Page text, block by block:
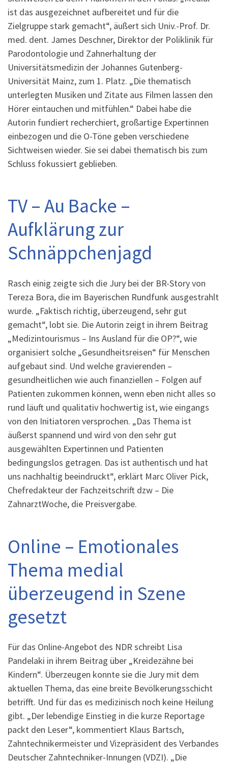
ist das ausgezeichnet aufbereitet und für die
Zielgruppe stark gemacht“, äußert sich Univ.-Prof. Dr.
med. dent. James Deschner, Direktor der Poliklinik für
Parodontologie und Zahnerhaltung der
Universitätsmedizin der Johannes Gutenberg-
Universität Mainz, zum 1. Platz. „Die thematisch
unterlegten Musiken und Zitate aus Filmen lassen den
Hörer eintauchen und mitfühlen.“ Dabei habe die
Autorin fundiert recherchiert, großartige Expertinnen
einbezogen und die O-Töne geben verschiedene
Sichtweisen wieder. Sie sei dabei thematisch bis zum
Schluss fokussiert geblieben.
TV – Au Backe –
Aufklärung zur
Schnäppchenjagd
Rasch einig zeigte sich die Jury bei der BR-Story von
Tereza Bora, die im Bayerischen Rundfunk ausgestrahlt
wurde. „Faktisch richtig, überzeugend, sehr gut
gemacht“, lobt sie. Die Autorin zeigt in ihrem Beitrag
„Medizintourismus – Ins Ausland für die OP?“, wie
organisiert solche „Gesundheitsreisen“ für Menschen
aufgebaut sind. Und welche gravierenden –
gesundheitlichen wie auch finanziellen – Folgen auf
Patienten zukommen können, wenn eben nicht alles so
rund läuft und qualitativ hochwertig ist, wie eingangs
von den Initiatoren versprochen. „Das Thema ist
äußerst spannend und wird von den sehr gut
ausgewählten Expertinnen und Patienten
bedingungslos getragen. Das ist authentisch und hat
uns nachhaltig beeindruckt“, erklärt Marc Oliver Pick,
Chefredakteur der Fachzeitschrift dzw – Die
ZahnarztWoche, die Preisvergabe.
Online – Emotionales
Thema medial
überzeugend in Szene
gesetzt
Für das Online-Angebot des NDR schreibt Lisa
Pandelaki in ihrem Beitrag über „Kreidezähne bei
Kindern“. Überzeugen konnte sie die Jury mit dem
aktuellen Thema, das eine breite Bevölkerungsschicht
betrifft. Und für das es medizinisch noch keine Heilung
gibt. „Der lebendige Einstieg in die kurze Reportage
packt den Leser“, kommentiert Klaus Bartsch,
Zahntechnikermeister und Vizepräsident des Verbandes
Deutscher Zahntechniker-Innungen (VDZI). „Die